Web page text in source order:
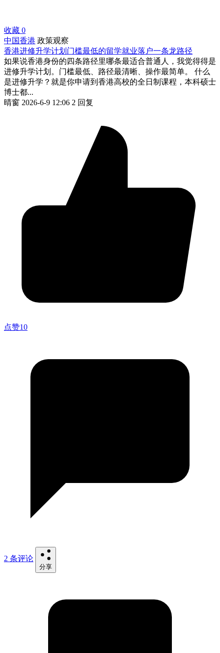
收藏 0
中国香港 政策观察
香港进修升学计划门槛最低的留学就业落户一条龙路径
如果说香港身份的四条路径里哪条最适合普通人，我觉得得是
进修升学计划。门槛最低、路径最清晰、操作最简单。 什么
是进修升学？就是你申请到香港高校的全日制课程，本科硕士
博士都...
晴窗 2026-6-9 12:06 2 回复
点赞10
2 条评论
分享